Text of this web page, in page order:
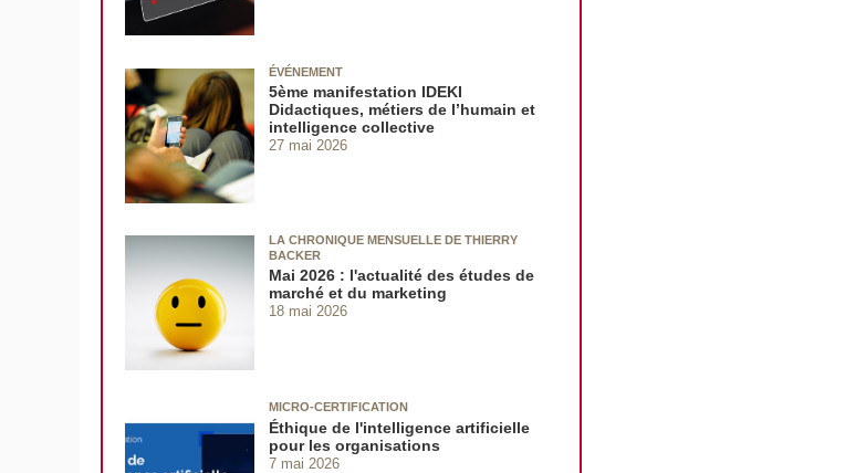
ÉVÉNEMENT
5ème manifestation IDEKI
Didactiques, métiers de l’humain et
intelligence collective
27 mai 2026
LA CHRONIQUE MENSUELLE DE THIERRY
BACKER
Mai 2026 : l'actualité des études de
marché et du marketing
18 mai 2026
MICRO-CERTIFICATION
Éthique de l'intelligence artificielle
pour les organisations
7 mai 2026